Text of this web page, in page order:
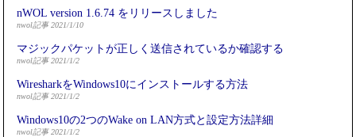
nWOL version 1.6.74 をリリースしました
nwol記事 2021/1/10
マジックパケットが正しく送信されているか確認する
nwol記事 2021/1/2
WiresharkをWindows10にインストールする方法
nwol記事 2021/1/2
Windows10の2つのWake on LAN方式と設定方法詳細
nwol記事 2021/1/2